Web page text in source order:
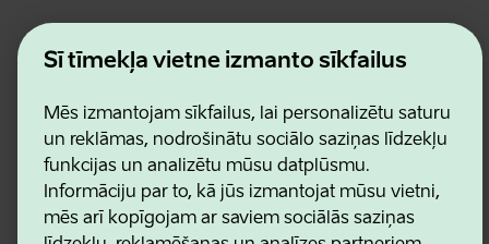
Šī tīmekļa vietne izmanto sīkfailus
Mēs izmantojam sīkfailus, lai personalizētu saturu
un reklāmas, nodrošinātu sociālo saziņas līdzekļu
funkcijas un analizētu mūsu datplūsmu.
Informāciju par to, kā jūs izmantojat mūsu vietni,
mēs arī kopīgojam ar saviem sociālās saziņas
Estonian Business and Innovation Agency
Kontakti
Lietošanas noteikumi
Sīkdatņu un konfidencialitātes politika